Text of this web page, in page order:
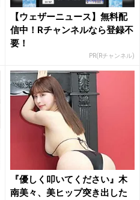
【ウェザーニュース】無料配
信中！Rチャンネルなら登録不
要！
PR(Rチャンネル)
『優しく叩いてください』木
南美々、美ヒップ突き出した